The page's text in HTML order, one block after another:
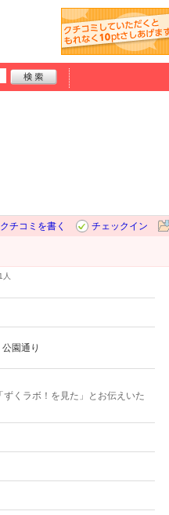
クチコミを書く
チェックイン
1人
園通り
くラボ！を見た」とお伝えいた